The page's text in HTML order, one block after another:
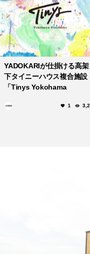
YADOKARIが仕掛ける高架
下タイニーハウス複合施設
「Tinys Yokohama
ン！
1